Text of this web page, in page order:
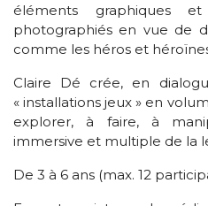
éléments graphiques
photographiés en vue de
comme les héros et
Claire Dé crée, en
« installations jeux » en
explorer, à faire, à
immersive et multiple de la
De 3 à 6 ans (max. 12